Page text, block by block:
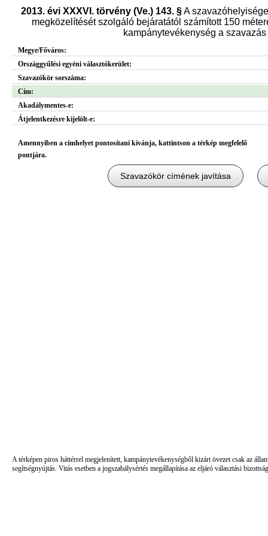
2013. évi XXXVI. törvény (Ve.) 143. §A
megközelítését szolgáló bejáratától számított 150
kampánytevékenység a
Megye/Főváros:
Országgyűlési egyéni választókerület:
Szavazókör sorszáma:
Cím:
Akadálymentes-e:
Átjelentkezésre kijelölt-e:
Amennyiben a címhelyet pontosítani kívánja, kattintson a térkép megfelelő
pontjára.
A térképen piros háttérrel megjelenített, kampánytevékenységből kizárt övezet csak az
segítségnyújtás. Vitás esetben a jogszabálysértés megállapítása az eljáró választási